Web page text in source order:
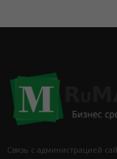
Связь с администрацией